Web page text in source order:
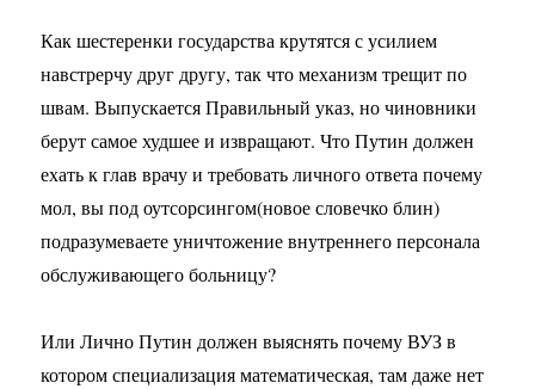
Как шестеренки государства крутятся с усилием
навстрерчу друг другу, так что механизм трещит по
швам. Выпускается Правильный указ, но чиновники
берут самое худшее и извращают. Что Путин должен
ехать к глав врачу и требовать личного ответа почему
мол, вы под оутсорсингом(новое словечко блин)
подразумеваете уничтожение внутреннего персонала
обслуживающего больницу?
Или Лично Путин должен выяснять почему ВУЗ в
котором специализация математическая, там даже нет